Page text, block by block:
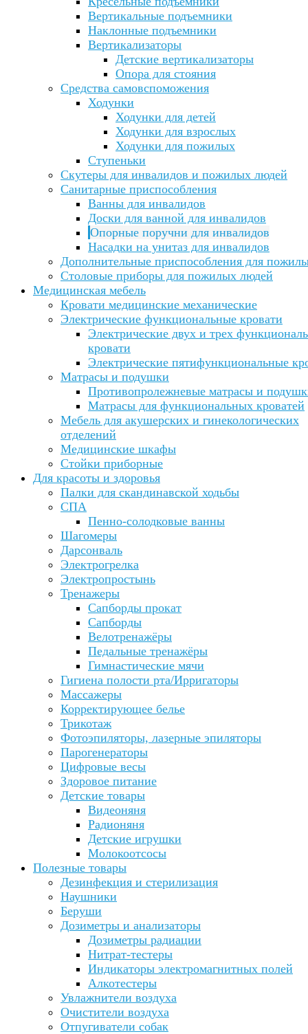
Вертикальные подъемники
Наклонные подъемники
Вертикализаторы
Детские вертикализаторы
Опора для стояния
Средства самовспоможения
Ходунки
Ходунки для детей
Ходунки для взрослых
Ходунки для пожилых
Ступеньки
Скутеры для инвалидов и пожилых людей
Санитарные приспособления
Ванны для инвалидов
Доски для ванной для инвалидов
Опорные поручни для инвалидов
Насадки на унитаз для инвалидов
Дополнительные приспособления для
Столовые приборы для пожилых людей
Медицинская мебель
Кровати медицинские механические
Электрические функциональные кровати
Электрические двух и трех
кровати
Электрические пятифункциональные
Матрасы и подушки
Противопролежневые матрасы и
Матрасы для функциональных кроватей
Мебель для акушерских и гинекологических
отделений
Медицинские шкафы
Стойки приборные
Для красоты и здоровья
Палки для скандинавской ходьбы
СПА
Пенно-солодковые ванны
Шагомеры
Дарсонваль
Электрогрелка
Электропростынь
Тренажеры
Сапборды прокат
Сапборды
Велотренажёры
Педальные тренажёры
Гимнастические мячи
Гигиена полости рта/Ирригаторы
Массажеры
Корректирующее белье
Трикотаж
Фотоэпиляторы, лазерные эпиляторы
Парогенераторы
Цифровые весы
Здоровое питание
Детские товары
Видеоняня
Радионяня
Детские игрушки
Молокоотсосы
Полезные товары
Дезинфекция и стерилизация
Наушники
Беруши
Дозиметры и анализаторы
Дозиметры радиации
Нитрат-тестеры
Индикаторы электромагнитных полей
Алкотестеры
Увлажнители воздуха
Очистители воздуха
Отпугиватели собак